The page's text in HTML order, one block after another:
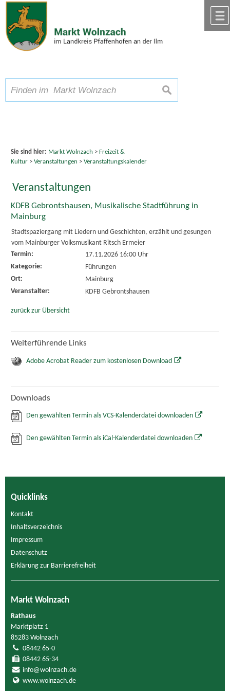
Zum Inhalt,zur Navigation
Schriftgröße A A A suchen
Sie sind hier: Markt Wolnzach > Freizeit &
Kultur> Veranstaltungen > Veranstaltungskalender
Veranstaltungen
KDFB Gebrontshausen, Musikalische Stadtführung in
Mainburg
Stadtspaziergang mit Liedern und Geschichten, erzählt und gesungen
vom Mainburger Volksmusikant Ritsch Ermeier
Termin:
17.11.2026 16:00 Uhr
Kategorie:
Führungen
Ort:
Mainburg
Veranstalter:
KDFB Gebrontshausen
zurück zur Übersicht
Weiterführende Links
Adobe Acrobat Reader zum kostenlosen Download
Downloads
Den gewählten Termin als VCS-Kalenderdatei downloaden
Den gewählten Termin als iCal-Kalenderdatei downloaden
Quicklinks
Kontakt
Inhaltsverzeichnis
Impressum
Datenschutz
Erklärung zur Barrierefreiheit
Markt Wolnzach
Rathaus
Marktplatz 1
85283 Wolnzach
08442 65-0
08442 65-34
info@wolnzach.de
www.wolnzach.de